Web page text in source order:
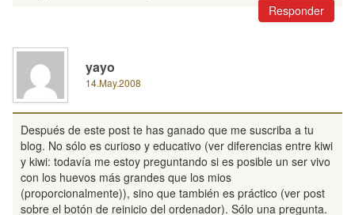
Responder
yayo
14.May.2008
Después de este post te has ganado que me suscriba a tu
blog. No sólo es curioso y educativo (ver diferencias entre kiwi
y kiwi: todavía me estoy preguntando si es posible un ser vivo
con los huevos más grandes que los mios
(proporcionalmente)), sino que también es práctico (ver post
sobre el botón de reinicio del ordenador). Sólo una pregunta.